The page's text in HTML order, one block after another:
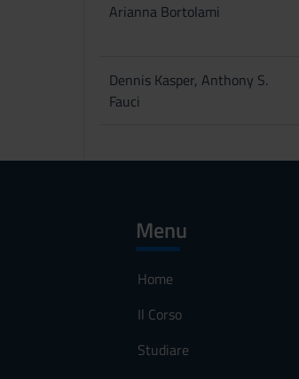
Arianna Bortolami
Dennis Kasper, Anthony S.
Fauci
Menu
Home
Il Corso
Studiare